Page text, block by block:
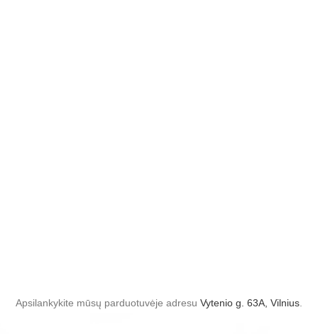
Apsilankykite mūsų parduotuvėje adresu Vytenio g. 63A, Vilnius